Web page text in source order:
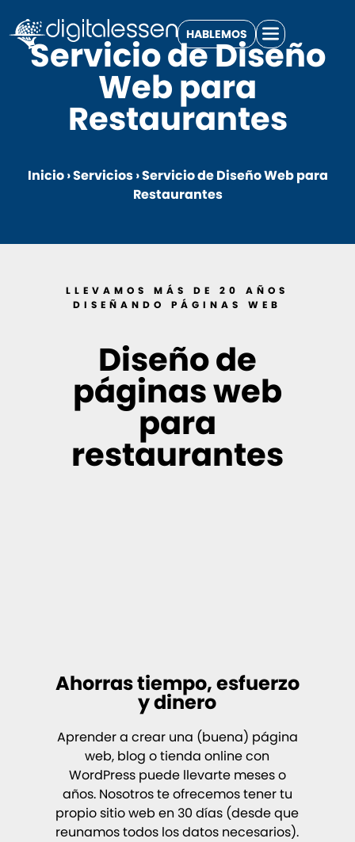
HABLEMOS
Servicio de Diseño
Web para
Restaurantes
Inicio›Servicios›Servicio de Diseño Web para
Restaurantes
LLEVAMOS MÁS DE 20 AÑOS
DISEÑANDO PÁGINAS WEB
Diseño de
páginas web
para
restaurantes
Ahorras tiempo, esfuerzo
y dinero
Aprender a crear una (buena) página
web, blog o tienda online con
WordPress puede llevarte meses o
años. Nosotros te ofrecemos tener tu
propio sitio web en 30 días (desde que
reunamos todos los datos necesarios).